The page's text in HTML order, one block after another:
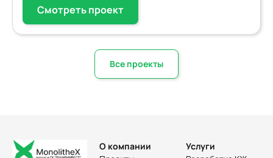
Смотреть проект
Все проекты
О компании
Услуги